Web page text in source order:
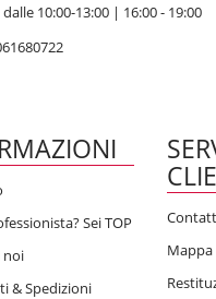
10:00-13:00 | 16:00 - 19:00
Sei TOP
noi
& Spedizioni